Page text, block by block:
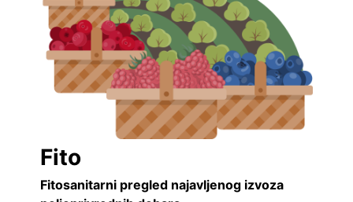
Fito
Fitosanitarni pregled najavljenog izvoza